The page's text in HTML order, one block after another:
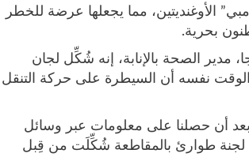
الأوغنديتين، مما يجعلها عرضة للخطر
بحرية.
مدير الصحة بالإنابة، إنه شُكِّل لجان
الوقت نفسه أن السيطرة على حركة التنقل
بعد أن حصلنا على معلومات عبر وسائل
لجنة طوارئ بالمقاطعة شُكِّلَت من قِبل